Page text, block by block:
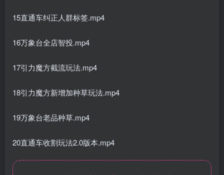
15直通车纠正人群标签.mp4
16万象台全店智投.mp4
17引力魔方截流玩法.mp4
18引力魔方新增加种草玩法.mp4
19万象台老品种草.mp4
20直通车收割玩法2.0版本.mp4